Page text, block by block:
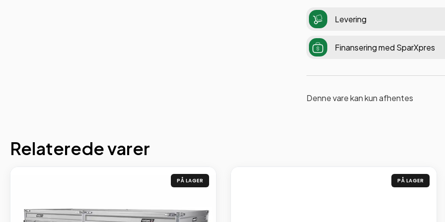
Levering
Finansering med SparXpres
Denne vare kan kun afhentes
Relaterede varer
PÅ LAGER PÅ LAGER